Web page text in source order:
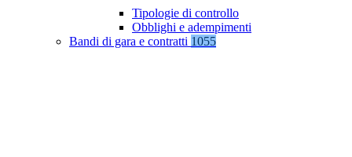
Tipologie di controllo
Obblighi e adempimenti
Bandi di gara e contratti 1055